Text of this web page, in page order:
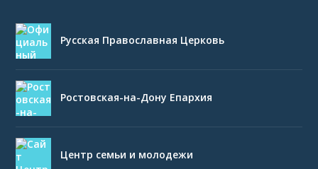
Русская Православная Церковь
Ростовская-на-Дону Епархия
Центр семьи и молодежи